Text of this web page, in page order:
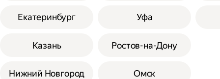
Екатеринбург
Казань
Нижний Новгород
Уфа
Ростов-на-Дону
Омск